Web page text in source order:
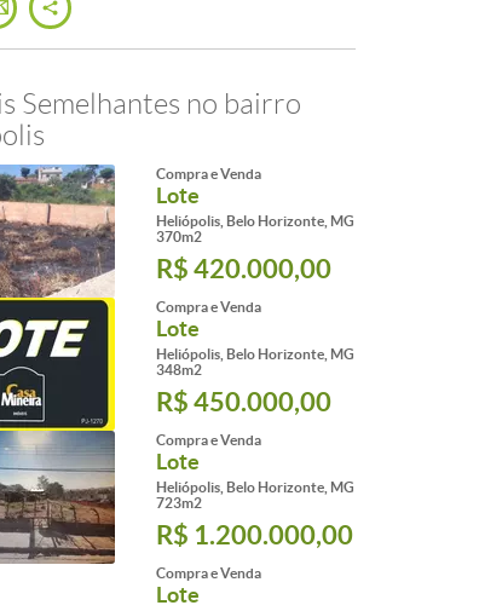
Semelhantes no bairro
Compra e Venda
Lote
Heliópolis, Belo Horizonte, MG
370m2
R$ 420.000,00
Compra e Venda
Lote
Heliópolis, Belo Horizonte, MG
348m2
R$ 450.000,00
Compra e Venda
Lote
Heliópolis, Belo Horizonte, MG
723m2
R$ 1.200.000,00
Compra e Venda
Lote